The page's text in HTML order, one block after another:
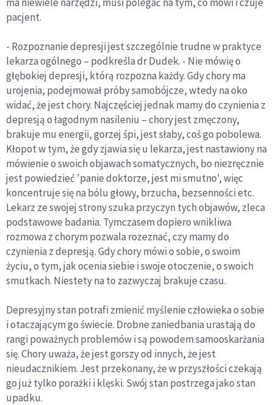
pacjent.
- Rozpoznanie depresji jest szczególnie trudne w praktyce
lekarza ogólnego – podkreśla dr Dudek. - Nie mówię o
głębokiej depresji, którą rozpozna każdy. Gdy chory ma
urojenia, podejmował próby samobójcze, wtedy na oko
widać, że jest chory. Najczęściej jednak mamy do czynienia z
depresją o łagodnym nasileniu – chory jest zmęczony,
brakuje mu energii, gorzej śpi, jest słaby, coś go pobolewa.
Kłopot w tym, że gdy zjawia się u lekarza, jest nastawiony na
mówienie o swoich objawach somatycznych, bo niezręcznie
jest powiedzieć 'panie doktorze, jest mi smutno', więc
koncentruje się na bólu głowy, brzucha, bezsenności etc.
Lekarz ze swojej strony szuka przyczyn tych objawów, zleca
podstawowe badania. Tymczasem dopiero wnikliwa
rozmowa z chorym pozwala rozeznać, czy mamy do
czynienia z depresją. Gdy chory mówi o sobie, o swoim
życiu, o tym, jak ocenia siebie i swoje otoczenie, o swoich
smutkach. Niestety na to zazwyczaj brakuje czasu.
Depresyjny stan potrafi zmienić myślenie człowieka o sobie
i otaczającym go świecie. Drobne zaniedbania urastają do
rangi poważnych problemów i są powodem samooskarżania
się. Chory uważa, że jest gorszy od innych, że jest
nieudacznikiem. Jest przekonany, że w przyszłości czekają
go już tylko porażki i klęski. Swój stan postrzega jako stan
upadku.